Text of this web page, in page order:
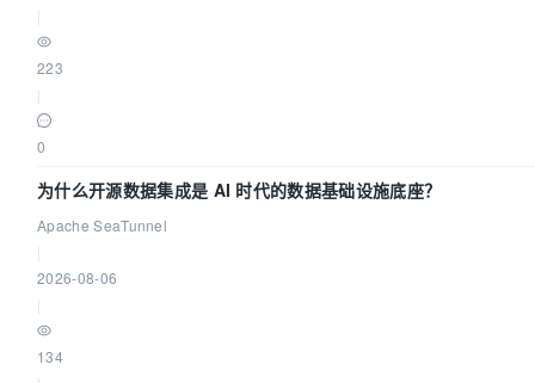
223
0
为什么开源数据集成是 AI 时代的数据基础设施底座？
Apache SeaTunnel
2026-08-06
134